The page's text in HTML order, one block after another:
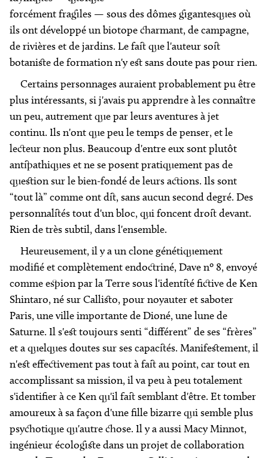
forcément fragiles — sous des dômes gigantesques où
ils ont développé un biotope charmant, de campagne,
de rivières et de jardins. Le fait que l'auteur soit
botaniste de formation n'y est sans doute pas pour rien.
Certains personnages auraient probablement pu être
plus intéressants, si j'avais pu apprendre à les connaître
un peu, autrement que par leurs aventures à jet
continu. Ils n'ont que peu le temps de penser, et le
lecteur non plus. Beaucoup d'entre eux sont plutôt
antipathiques et ne se posent pratiquement pas de
question sur le bien-fondé de leurs actions. Ils sont
“tout là” comme ont dit, sans aucun second degré. Des
personnalités tout d'un bloc, qui foncent droit devant.
Rien de très subtil, dans l'ensemble.
Heureusement, il y a un clone génétiquement
modifié et complètement endoctriné, Dave nº 8, envoyé
comme espion par la Terre sous l'identité fictive de Ken
Shintaro, né sur Callisto, pour noyauter et saboter
Paris, une ville importante de Dioné, une lune de
Saturne. Il s'est toujours senti “différent” de ses “frères”
et a quelques doutes sur ses capacités. Manifestement, il
n'est effectivement pas tout à fait au point, car tout en
accomplissant sa mission, il va peu à peu totalement
s'identifier à ce Ken qu'il fait semblant d'être. Et tomber
amoureux à sa façon d'une fille bizarre qui semble plus
psychotique qu'autre chose. Il y a aussi Macy Minnot,
ingénieur écologiste dans un projet de collaboration